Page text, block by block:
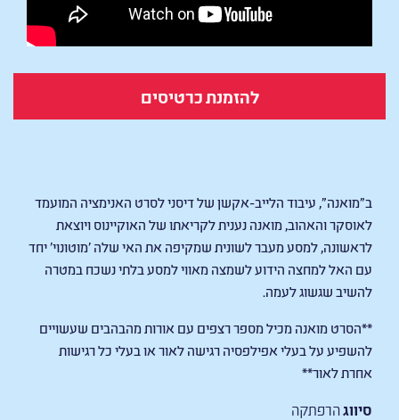
להזמנת כרטיסים
ב״מואנה״, עיבוד הלייב-אקשן של דיסני לסרט האנימציה המועמד
לאוסקר והאהוב, מואנה נענית לקריאתו של האוקיינוס ויוצאת
לראשונה, למסע מעבר לשונית שמקיפה את האי שלה 'מוטונוי' יחד
עם האל למחצה הידוע לשמצה מאווי למסע בלתי נשכח במטרה
להשיב שגשוג לעמה.
**הסרט מואנה מכיל מספר רצפים עם אורות מהבהבים שעשויים
להשפיע על בעלי אפילפסיה רגישה לאור או בעלי כל רגישות
אחרת לאור**
סיווגהרפתקה